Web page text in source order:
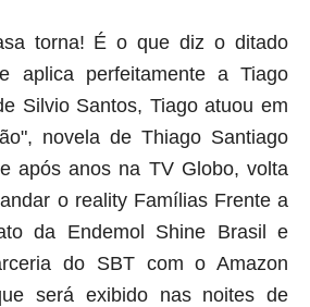
torna! É o que diz o ditado
aplica perfeitamente a Tiago
Silvio Santos, Tiago atuou em
novela de Thiago Santiago
após anos na TV Globo, volta
o reality Famílias Frente a
da Endemol Shine Brasil e
do SBT com o Amazon
será exibido nas noites de